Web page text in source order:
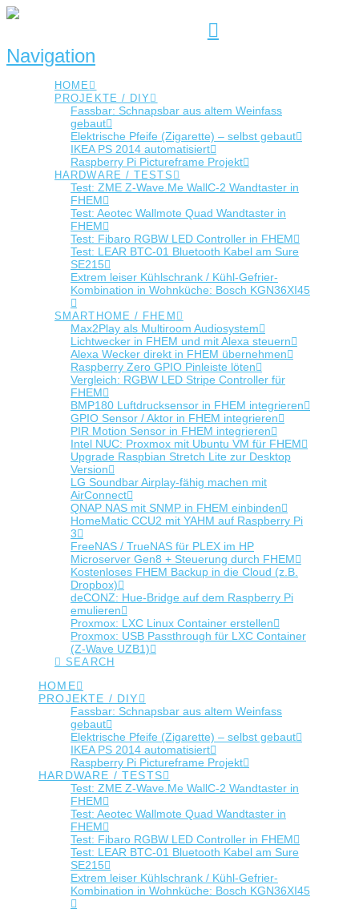
Navigation
HOME
PROJEKTE / DIY
Fassbar: Schnapsbar aus altem Weinfass
gebaut
Elektrische Pfeife (Zigarette) – selbst gebaut
IKEA PS 2014 automatisiert
Raspberry Pi Pictureframe Projekt
HARDWARE / TESTS
Test: ZME Z-Wave.Me WallC-2 Wandtaster in
FHEM
Test: Aeotec Wallmote Quad Wandtaster in
FHEM
Test: Fibaro RGBW LED Controller in FHEM
Test: LEAR BTC-01 Bluetooth Kabel am Sure
SE215
Extrem leiser Kühlschrank / Kühl-Gefrier-
Kombination in Wohnküche: Bosch KGN36XI45
SMARTHOME / FHEM
Max2Play als Multiroom Audiosystem
Lichtwecker in FHEM und mit Alexa steuern
Alexa Wecker direkt in FHEM übernehmen
Raspberry Zero GPIO Pinleiste löten
Vergleich: RGBW LED Stripe Controller für
FHEM
BMP180 Luftdrucksensor in FHEM integrieren
GPIO Sensor / Aktor in FHEM integrieren
PIR Motion Sensor in FHEM integrieren
Intel NUC: Proxmox mit Ubuntu VM für FHEM
Upgrade Raspbian Stretch Lite zur Desktop
Version
LG Soundbar Airplay-fähig machen mit
AirConnect
QNAP NAS mit SNMP in FHEM einbinden
HomeMatic CCU2 mit YAHM auf Raspberry Pi
3
FreeNAS / TrueNAS für PLEX im HP
Microserver Gen8 + Steuerung durch FHEM
Kostenloses FHEM Backup in die Cloud (z.B.
Dropbox)
deCONZ: Hue-Bridge auf dem Raspberry Pi
emulieren
Proxmox: LXC Linux Container erstellen
Proxmox: USB Passthrough für LXC Container
(Z-Wave UZB1)
SEARCH
HOME
PROJEKTE / DIY
Fassbar: Schnapsbar aus altem Weinfass
gebaut
Elektrische Pfeife (Zigarette) – selbst gebaut
IKEA PS 2014 automatisiert
Raspberry Pi Pictureframe Projekt
HARDWARE / TESTS
Test: ZME Z-Wave.Me WallC-2 Wandtaster in
FHEM
Test: Aeotec Wallmote Quad Wandtaster in
FHEM
Test: Fibaro RGBW LED Controller in FHEM
Test: LEAR BTC-01 Bluetooth Kabel am Sure
SE215
Extrem leiser Kühlschrank / Kühl-Gefrier-
Kombination in Wohnküche: Bosch KGN36XI45